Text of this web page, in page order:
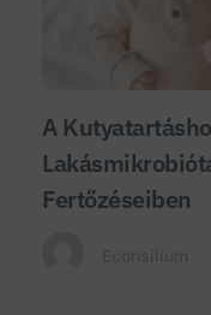
A
Fertőzéseiben